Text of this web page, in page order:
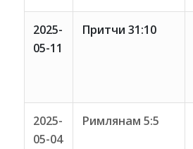
2025-
05-11
Притчи 31:10
2025-
05-04
Римлянам 5:5